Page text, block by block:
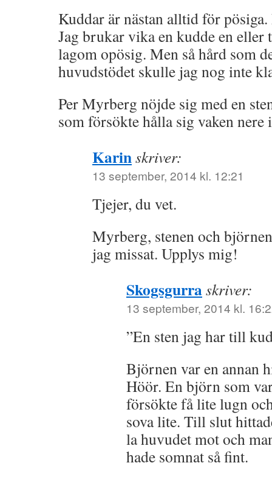
Kuddar är nästan alltid för
Jag brukar vika en kudde en eller
lagom opösig. Men så hård som
huvudstödet skulle jag nog inte
Per Myrberg nöjde sig med en
som försökte hålla sig vaken nere
Karinskriver:
13 september, 2014 kl. 12:21
Tjejer, du vet.
Myrberg, stenen och
jag missat. Upplys mig!
Skogsgurraskriver:
13 september, 2014 kl.
”En sten jag har till
Björnen var en annan
Höör. En björn som
försökte få lite lugn
sova lite. Till slut
la huvudet mot och
hade somnat så fint.